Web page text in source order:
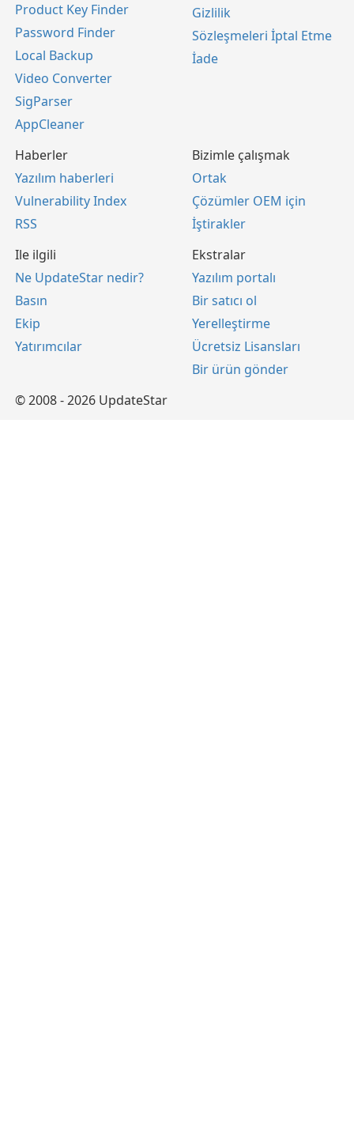
Product Key Finder
Password Finder
Local Backup
Video Converter
SigParser
AppCleaner
Gizlilik
Sözleşmeleri İptal Etme
İade
Haberler
Yazılım haberleri
Vulnerability Index
RSS
Bizimle çalışmak
Ortak
Çözümler OEM için
İştirakler
Ile ilgili
Ne UpdateStar nedir?
Basın
Ekip
Yatırımcılar
Ekstralar
Yazılım portalı
Bir satıcı ol
Yerelleştirme
Ücretsiz Lisansları
Bir ürün gönder
© 2008 - 2026 UpdateStar